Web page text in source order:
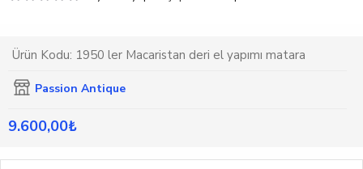
9.600,00₺
Ürün Kodu: 1950 ler Macaristan deri el yapımı matara
Passion Antique